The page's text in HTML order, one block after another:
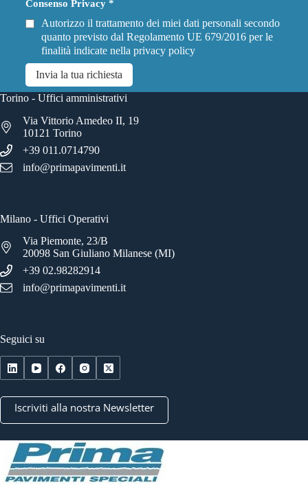
Consenso Privacy *
Autorizzo il trattamento dei miei dati personali secondo
quanto previsto dal Regolamento UE 679/2016 per le
finalità indicate nella privacy policy
Invia la tua richiesta
Torino - Uffici amministrativi
Via Vittorio Amedeo II, 19
10121 Torino
+39 011.0714790
info@primapavimenti.it
Milano - Uffici Operativi
Via Piemonte, 23/B
20098 San Giuliano Milanese (MI)
+39 02.98282914
info@primapavimenti.it
Seguici su
Iscriviti alla nostra Newsletter